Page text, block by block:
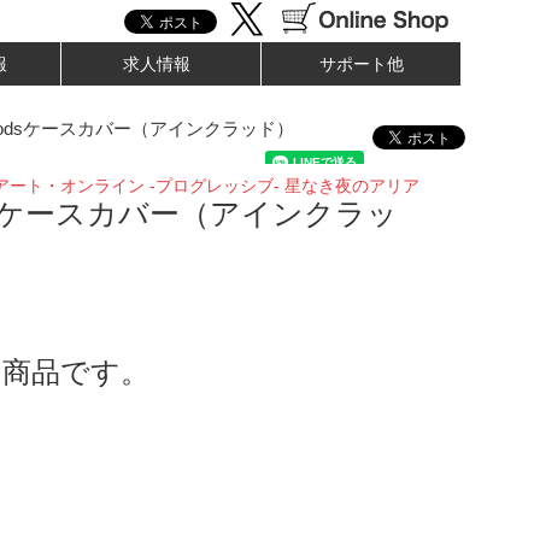
求人情報 サポート他
ースカバー（アインクラッド）
ート・オンライン -プログレッシブ- 星なき夜のアリア
ースカバー（アインクラッ
品です。